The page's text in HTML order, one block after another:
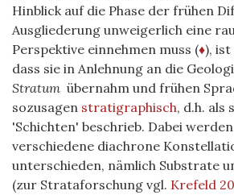
Hinblick auf die Phase der frühen
Ausgliederung unweigerlich eine
Perspektive einnehmen muss (♦), ist
dass sie in Anlehnung an die
Stratum übernahm und frühen
sozusagen stratigraphisch, d.h. als
'Schichten' beschrieb. Dabei
verschiedene diachrone
unterschieden, nämlich Substrate
(zur Strataforschung vgl. Krefeld